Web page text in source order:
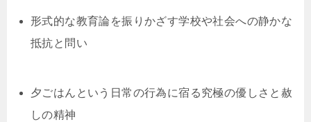
形式的な教育論を振りかざす学校や社会への静かな
抵抗と問い
夕ごはんという日常の行為に宿る究極の優しさと赦
しの精神